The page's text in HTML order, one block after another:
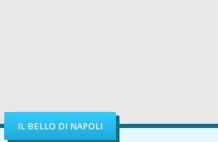
IL BELLO DI NAPOLI